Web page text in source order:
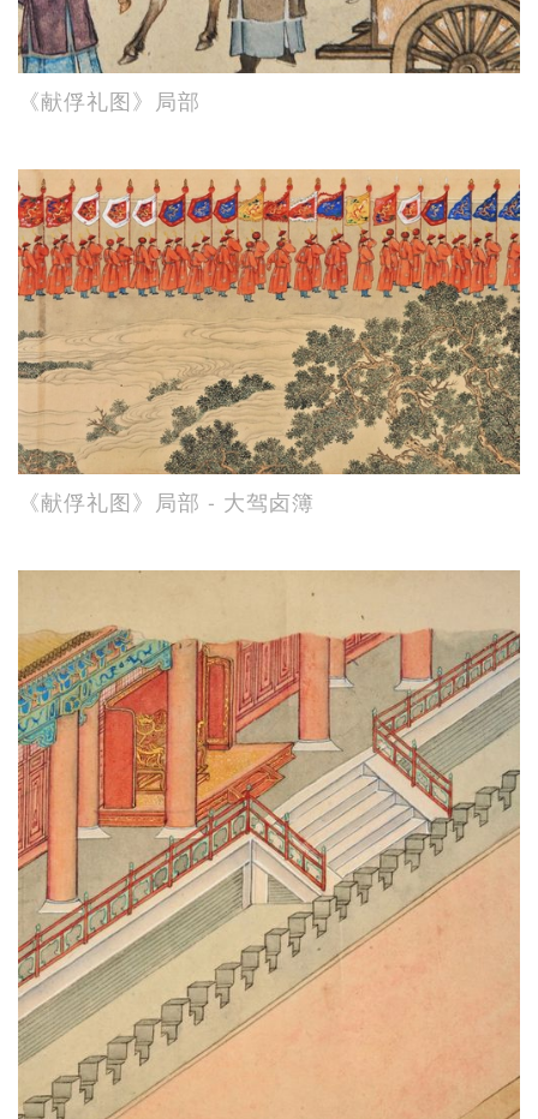
《献俘礼图》局部
《献俘礼图》局部 - 大驾卤簿